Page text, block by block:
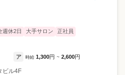
週休2日 大手サロン
正社員
ア 時給 1,300円 ~ 2,600円
ビル4F